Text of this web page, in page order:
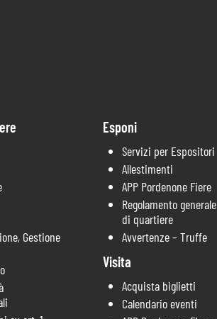
Gestione
Esponi
Servizi per Espositori
Allestimenti
APP Pordenone Fiere
Regolamento generale
di quartiere
Avvertenze – Truffe
Visita
Acquista biglietti
Calendario eventi